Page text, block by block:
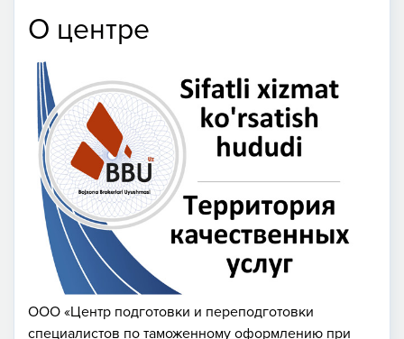
О центре
ООО «Центр подготовки и переподготовки
специалистов по таможенному оформлению при